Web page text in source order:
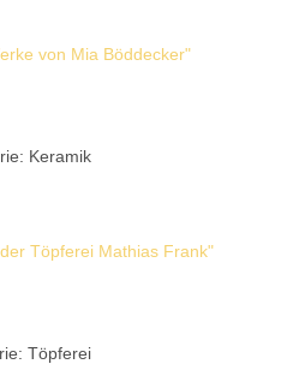
von Mia Böddecker"
Keramik
Töpferei Mathias Frank"
Töpferei